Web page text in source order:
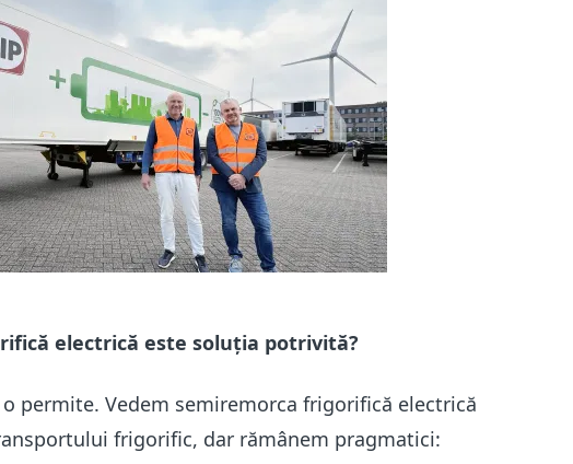
electrică este soluția potrivită?
permite. Vedem semiremorca frigorifică electrică
frigorific, dar rămânem pragmatici: